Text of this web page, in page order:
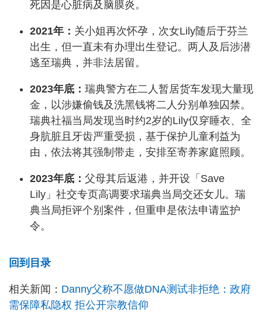
死因是心脏病及脑膜炎。
2021年： 关小姐再次怀孕，次女Lily随后于芬兰
出生，但一直未有办理出生登记。两人及后涉潜
逃至瑞典，并非法居留。
2023年底： 瑞典警方在二人暂居货车发现大量现
金，以涉嫌偷钱及洗黑钱将二人分别单独囚禁。
瑞典社福当局发现当时约2岁的Lily仅穿睡衣、全
身肮脏且牙齿严重受损，基于保护儿童利益为
由，依法将其强制带走，安排至寄养家庭照顾。
2023年底： 父母其后返港，并开设「Save
Lily」社交专页高调要求瑞典当局交还女儿。瑞
典当局拒评个别案件，但重申是依法申请监护
令。
回到目录
相关新闻： Danny父称不愿做DNA测试非拒绝：政府
需保障私隐权 拒公开宗教信仰